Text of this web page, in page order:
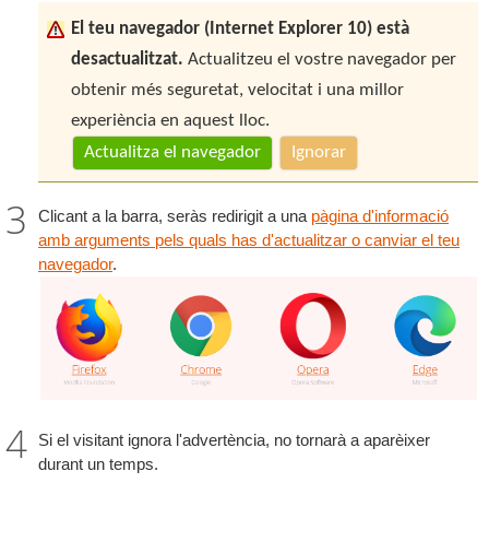
El teu navegador (Internet Explorer 10) està
desactualitzat. Actualitzeu el vostre navegador per
obtenir més seguretat, velocitat i una millor
experiència en aquest lloc.
Actualitza el navegador
Ignorar
Clicant a la barra, seràs redirigit a una pàgina d'informació
amb arguments pels quals has d'actualitzar o canviar el teu
navegador.
Si el visitant ignora l'advertència, no tornarà a aparèixer
durant un temps.